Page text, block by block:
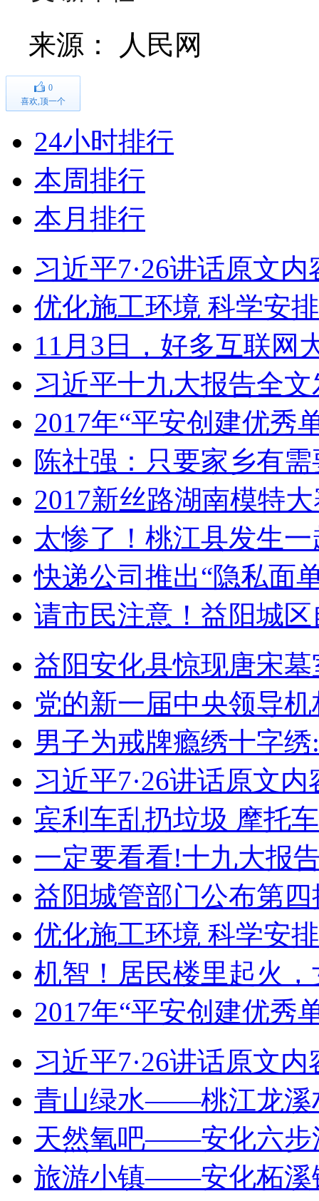
来源： 人民网
0
喜欢,顶一个
24小时排行
本周排行
本月排行
习近平7·26讲话原文
优化施工环境 科学安
11月3日，好多互联网
习近平十九大报告全文
2017年“平安创建优秀
陈社强：只要家乡有
2017新丝路湖南模特
太惨了！桃江县发生
快递公司推出“隐私面
请市民注意！益阳城
益阳安化县惊现唐宋
党的新一届中央领导
男子为戒牌瘾绣十字
习近平7·26讲话原文
宾利车乱扔垃圾 摩托
一定要看看!十九大报
益阳城管部门公布第
优化施工环境 科学安
机智！居民楼里起火
2017年“平安创建优秀
习近平7·26讲话原文
青山绿水——桃江龙溪
天然氧吧——安化六步
旅游小镇——安化柘溪